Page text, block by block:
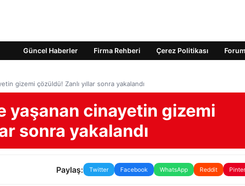
Güncel Haberler Firma Rehberi Çerez Politikası Forum
gizemi çözüldü! Zanlı yıllar sonra yakalandı
yaşanan cinayetin gizemi
sonra yakalandı
Paylaş: Twitter Facebook WhatsApp Reddit